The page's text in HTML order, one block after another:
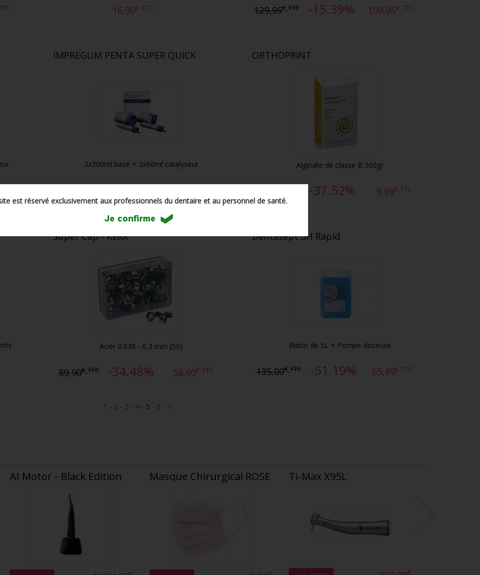
est réservé exclusivement aux professionnels du dentaire et au personnel de santé.
16,90€ TTC 129,95€ TTC -15.39% 109,95€ TTC
IMPREGUM PENTA SUPER QUICK
2x300ml base + 2x60ml catalyseur
-8.36%
ORTHOPRINT
Alginate de classe B 500gr
-37.52% 9,99€ TTC
Super Cap - KERR
Acier 0.038 - 6,3 mm (50)
89,90€ TTC -34.48% 58,90€ TTC
Dentasept 3H Rapid
Bidon de 5L + Pompe doseuse
135,00€ TTC -51.19% 65,89€ TTC
1 - 2 - 3 - 4 - 5 - 6 - 7
AI Motor - Black Edition Masque Chirurgical ROSE Ti-Max X95L
€